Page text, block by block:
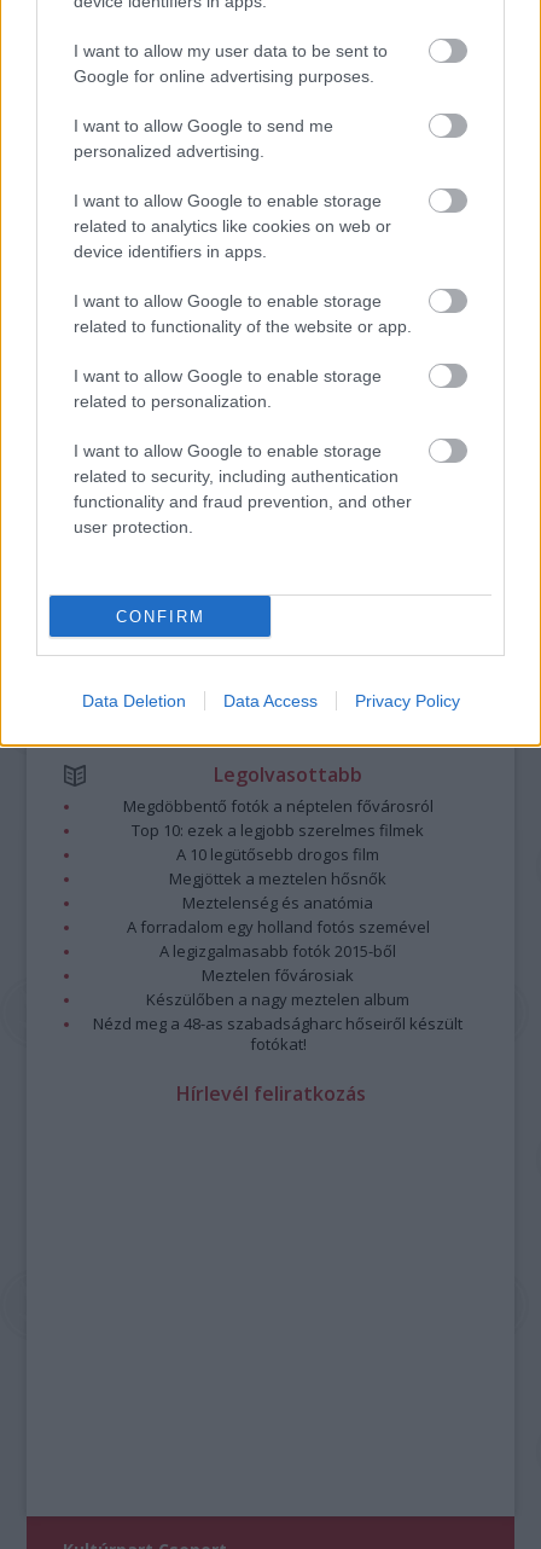
I want to allow my user data to be sent to
Google for online advertising purposes.
I want to allow Google to send me
personalized advertising.
I want to allow Google to enable storage
related to analytics like cookies on web or
device identifiers in apps.
I want to allow Google to enable storage
related to functionality of the website or app.
I want to allow Google to enable storage
related to personalization.
I want to allow Google to enable storage
related to security, including authentication
functionality and fraud prevention, and other
user protection.
CONFIRM
Data Deletion Data Access Privacy Policy
TITKOK: ITT A SHELBY OAKS – A GONOSZ
NYOMÁBAN MAGYAR ELŐZETESE
10 LEGKEDVELTEBB MOZIJA MAGYARORSZÁGON
A bejegyzés trackback címe:
https://kulturpart.hu/api/trackback/id/7836266
Kommentek:
A hozzászólások avonatkozó jogszabályokértelmében felhasználói tartalomnak
minősülnek, értük aszolgáltatás technikaiüzemeltetője semmilyen felelősséget
nem vállal, azokat nem ellenőrzi. Kifogás esetén forduljon a blog szerkesztőjéhez.
Legolvasottabb
Megdöbbentő fotók a néptelen fővárosról
Top 10: ezek a legjobb szerelmes filmek
A 10 legütősebb drogos film
Megjöttek a meztelen hősnők
Meztelenség és anatómia
A forradalom egy holland fotós szemével
A legizgalmasabb fotók 2015-ből
Meztelen fővárosiak
Készülőben a nagy meztelen album
Nézd meg a 48-as szabadságharc hőseiről készült
fotókat!
Hírlevél feliratkozás